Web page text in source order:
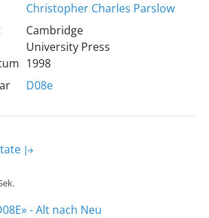
Christopher Charles Parslow
Cambridge
University Press
1998
D08e
- Alt nach Neu